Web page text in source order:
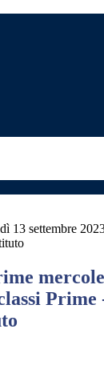
13 settembre
Prime